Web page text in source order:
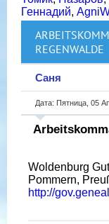
Геннадий,
REGENWALDE
Саня
Дата: Пятница, 05
Woldenburg
Pommern,
http://